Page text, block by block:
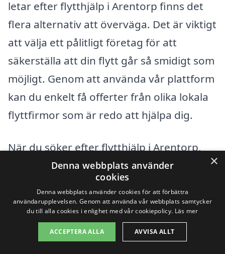
letar efter flytthjälp i Arentorp finns det
flera alternativ att överväga. Det är viktigt
att välja ett pålitligt företag för att
säkerställa att din flytt går så smidigt som
möjligt. Genom att använda vår plattform
kan du enkelt få offerter från olika lokala
flyttfirmor som är redo att hjälpa dig.
När du söker efter flytthjälp i Arentorp,
överväg även att titta på företag i
närliggande städer. Här är några exempel
på närliggande platser där du kan hitta
professionell flytthjälp:
×
Denna webbplats använder
cookies
Denna webbplats använder cookies för att förbättra
användarupplevelsen. Genom att använda vår webbplats samtycker
du till alla cookies i enlighet med vår cookiepolicy. Läs mer
ACCEPTERA ALLA AVVISA ALLT